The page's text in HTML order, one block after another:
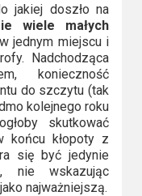
jakiej doszło na
wiele małych
jednym miejscu i
Nadchodząca
konieczność
do szczytu (tak
kolejnego roku
skutkować
końcu kłopoty z
się być jedynie
, nie wskazując
najważniejszą.